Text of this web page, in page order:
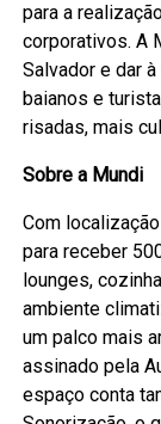
para a
corporativos. A
Salvador e dar
baianos e
risadas, mais
Sobre a Mundi
Com
para receber
lounges,
ambiente
um palco mais
assinado pela
espaço conta